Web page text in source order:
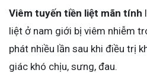
Viêm tuyến tiền liệt mãn tính
liệt ở nam giới bị viêm nhiễm
phát nhiều lần sau khi điều trị
giác khó chịu, sưng, đau.